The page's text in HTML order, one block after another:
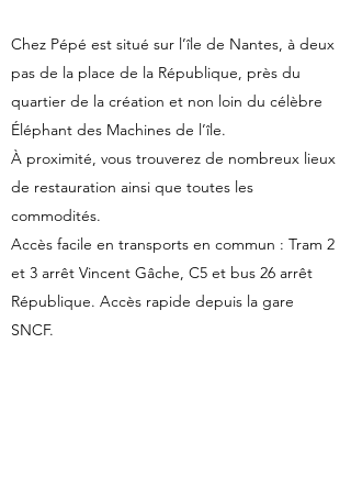
Chez Pépé est situé sur l’île de Nantes, à deux
pas de la place de la République, près du
quartier de la création et non loin du célèbre
Éléphant des Machines de l’île.
À proximité, vous trouverez de nombreux lieux
de restauration ainsi que toutes les
commodités.
Accès facile en transports en commun : Tram 2
et 3 arrêt Vincent Gâche, C5 et bus 26 arrêt
République. Accès rapide depuis la gare
SNCF.